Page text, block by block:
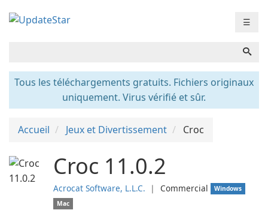
☰
Tous les téléchargements gratuits. Fichiers originaux
uniquement. Virus vérifié et sûr.
Accueil Jeux et Divertissement Croc
Croc 11.0.2
Acrocat Software, L.L.C. ❘ Commercial
Windows
Mac